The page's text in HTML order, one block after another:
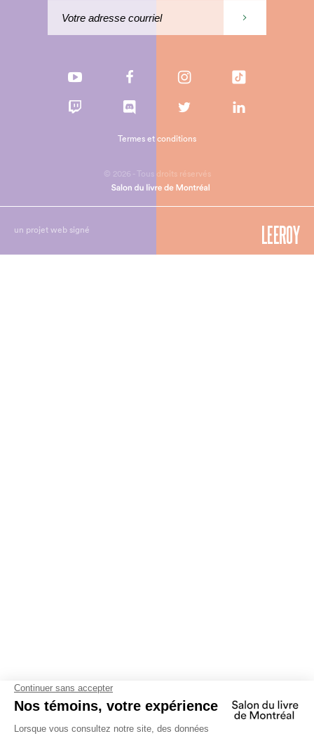
© 2026 - Tous droits réservés
Termes et conditions
un projet web signé